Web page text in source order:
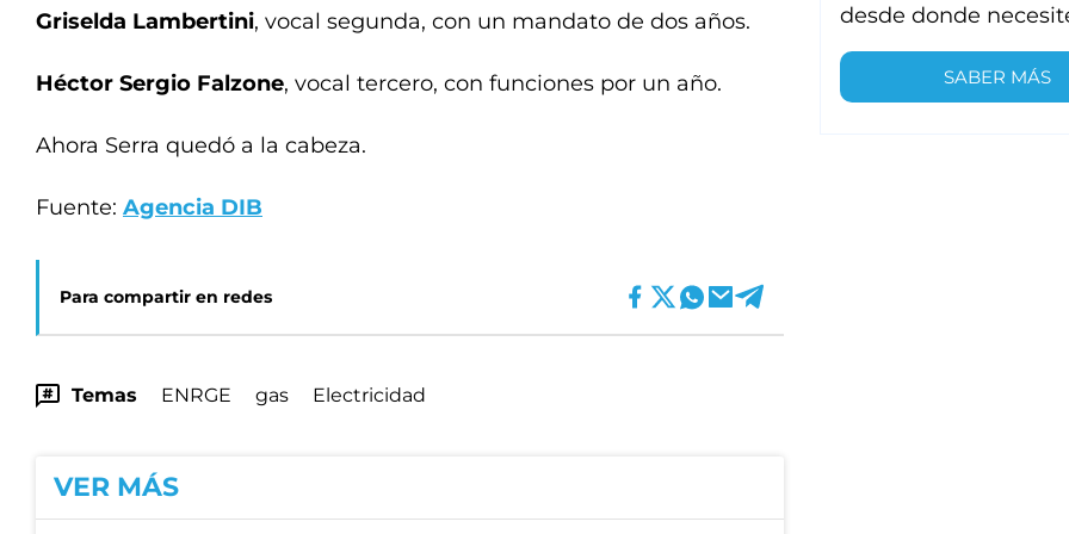
Griselda Lambertini, vocal segunda, con un mandato de dos años.
Héctor Sergio Falzone, vocal tercero, con funciones por un año.
Ahora Serra quedó a la cabeza.
Fuente: Agencia DIB
Para compartir en redes
Temas ENRGE gas Electricidad
VER MÁS
desde donde
SABER MÁS